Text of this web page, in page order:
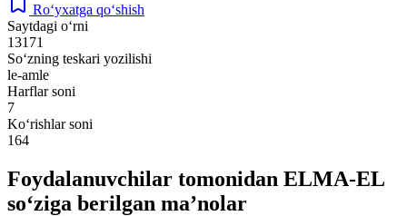
Ro‘yxatga qo‘shish
Saytdagi o‘rni
13171
So‘zning teskari yozilishi
le-amle
Harflar soni
7
Ko‘rishlar soni
164
Foydalanuvchilar tomonidan ELMA-EL
so‘ziga berilgan ma’nolar